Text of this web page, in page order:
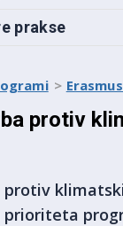
prakse
protiv
protiv